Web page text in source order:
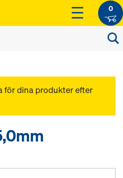
0
för dina produkter efter